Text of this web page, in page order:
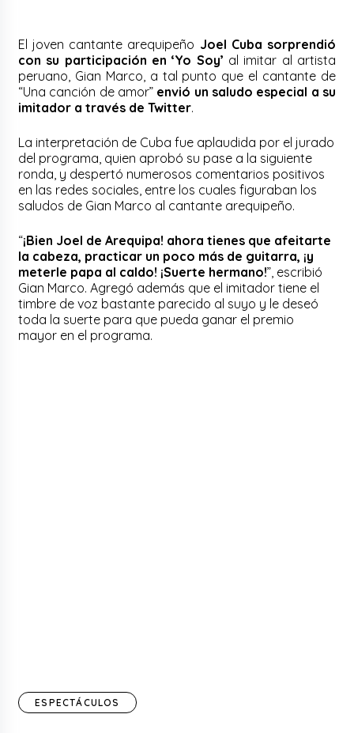
El joven cantante arequipeño Joel Cuba sorprendió
con su participación en ‘Yo Soy’ al imitar al artista
peruano, Gian Marco, a tal punto que el cantante de
“Una canción de amor” envió un saludo especial a su
imitador a través de Twitter.
La interpretación de Cuba fue aplaudida por el jurado
del programa, quien aprobó su pase a la siguiente
ronda, y despertó numerosos comentarios positivos
en las redes sociales, entre los cuales figuraban los
saludos de Gian Marco al cantante arequipeño.
“¡Bien Joel de Arequipa! ahora tienes que afeitarte
la cabeza, practicar un poco más de guitarra, ¡y
meterle papa al caldo! ¡Suerte hermano!”, escribió
Gian Marco. Agregó además que el imitador tiene el
timbre de voz bastante parecido al suyo y le deseó
toda la suerte para que pueda ganar el premio
mayor en el programa.
ESPECTÁCULOS